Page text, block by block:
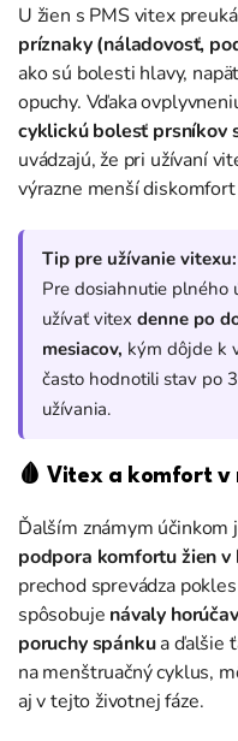
U žien s PMS vitex
príznaky (náladovosť,
ako sú bolesti hlavy,
opuchy. Vďaka
cyklickú bolesť prsníkov
uvádzajú, že pri užívaní
výrazne menší
Tip pre užívanie vitexu:
Pre dosiahnutie plného
užívať vitex denne po
mesiacov, kým dôjde k
často hodnotili stav po
užívania.
🩸 Vitex a komfort v
Ďalším známym účinkom
podpora komfortu žien
prechod sprevádza
spôsobuje návaly
poruchy spánkua ďalšie
na menštruačný cyklus,
aj v tejto životnej fáze.